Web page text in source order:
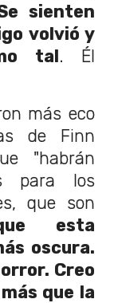
sienten
volvió y
tal. Él
más eco
de Finn
"habrán
para los
que son
esta
oscura.
Creo
que la